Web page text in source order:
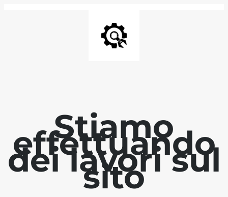
Stiamo
effettuando
dei lavori sul
sito